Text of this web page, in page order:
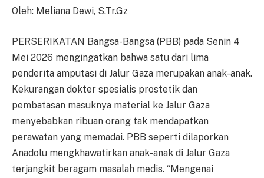
Oleh: Meliana Dewi, S.Tr.Gz
PERSERIKATAN Bangsa-Bangsa (PBB) pada Senin 4
Mei 2026 mengingatkan bahwa satu dari lima
penderita amputasi di Jalur Gaza merupakan anak-anak.
Kekurangan dokter spesialis prostetik dan
pembatasan masuknya material ke Jalur Gaza
menyebabkan ribuan orang tak mendapatkan
perawatan yang memadai. PBB seperti dilaporkan
Anadolu mengkhawatirkan anak-anak di Jalur Gaza
terjangkit beragam masalah medis. “Mengenai